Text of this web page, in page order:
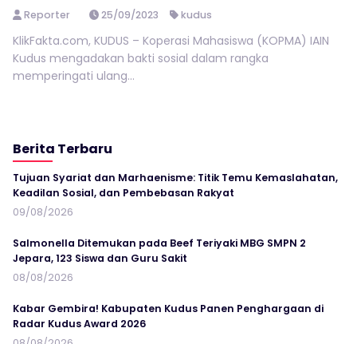
Reporter 25/09/2023 kudus
KlikFakta.com, KUDUS – Koperasi Mahasiswa (KOPMA) IAIN
Kudus mengadakan bakti sosial dalam rangka
memperingati ulang...
Berita Terbaru
Tujuan Syariat dan Marhaenisme: Titik Temu Kemaslahatan,
Keadilan Sosial, dan Pembebasan Rakyat
09/08/2026
Salmonella Ditemukan pada Beef Teriyaki MBG SMPN 2
Jepara, 123 Siswa dan Guru Sakit
08/08/2026
Kabar Gembira! Kabupaten Kudus Panen Penghargaan di
Radar Kudus Award 2026